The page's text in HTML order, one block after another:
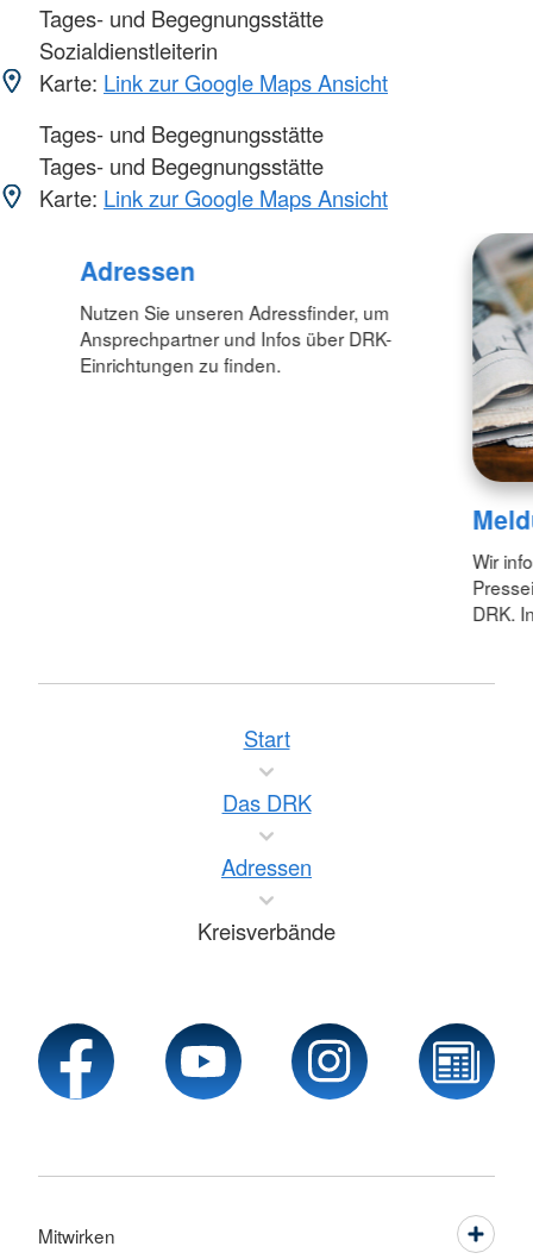
Tages- und Begegnungsstätte
Sozialdienstleiterin
Karte: Link zur Google Maps Ansicht
Tages- und Begegnungsstätte
Tages- und Begegnungsstätte
Karte: Link zur Google Maps Ansicht
Adressen
Nutzen Sie unseren Adressfinder, um
Ansprechpartner und Infos über DRK-
Einrichtungen zu finden.
Wir
DRK.
Start
Das DRK
Adressen
Kreisverbände
Mitwirken